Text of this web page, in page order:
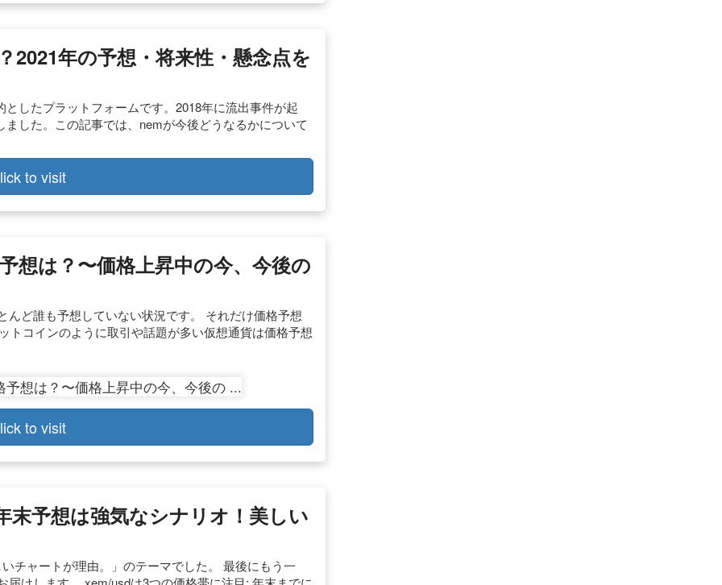
2021年の予想・将来性・懸念点を
したプラットフォームです。2018年に流出事件が起
した。この記事では、nemが今後どうなるかについて
to visit
想は？〜価格上昇中の今、今後の
ど誰も予想していない状況です。 それだけ価格予想
トコインのように取引や話題が多い仮想通貨は価格予想
to visit
末予想は強気なシナリオ！美しい
チャートが理由。」のテーマでした。 最後にもう一